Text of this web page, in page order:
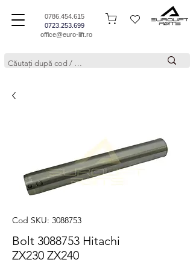
0786.454.615
0723.253.699
office@euro-lift.ro
Cod SKU: 3088753
Bolt 3088753 Hitachi
ZX230 ZX240